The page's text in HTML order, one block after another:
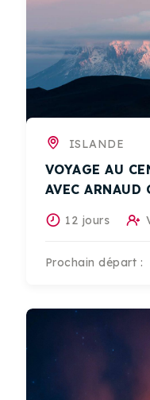
ISLANDE
VOYAGE AU
AVEC ARNAUD
12 jours
Prochain départ :